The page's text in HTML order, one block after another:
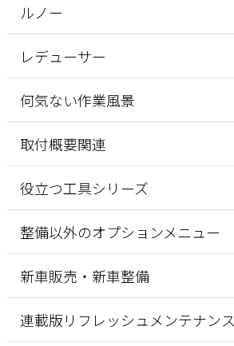
ルノー
レデューサー
何気ない作業風景
取付概要関連
役立つ工具シリーズ
整備以外のオプションメニュー
新車販売・新車整備
連載版リフレッシュメンテナンス